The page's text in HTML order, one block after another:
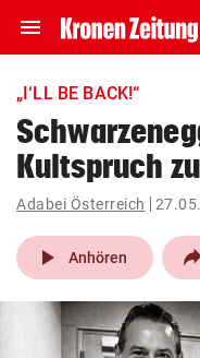
menu Navigation
ein-/ausklappen
account_circle Anmelden
pin_drop
Wien
bookmark
„I‘LL BE BACK!“
Kultspruch
Adabei Österreich
play_arrow Anhören